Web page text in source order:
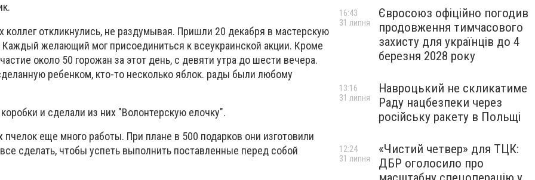
коллег откликнулись, не раздумывая. Пришли 20 декабря в мастерскую
желающий мог присоединиться к всеукраинской акции. Кроме
около 50 горожан за этот день, с девяти утра до шести вечера.
ребенком, кто-то несколько яблок. рады были любому
и сделали из них "Волонтерскую елочку".
пчелок еще много работы. При плане в 500 подарков они изготовили
сделать, чтобы успеть выполнить поставленные перед собой
Євросоюз офіційно погодив
продовження тимчасового
захисту для українців до 4
березня 2028 року
16:43
31 липня
Навроцький не скликатиме
Раду нацбезпеки через
російську ракету в Польщі
13:16
31 липня
«Чистий четвер» для ТЦК:
ДБР оголосило про
12:24
31 липня